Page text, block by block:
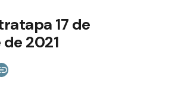
17 de
2021